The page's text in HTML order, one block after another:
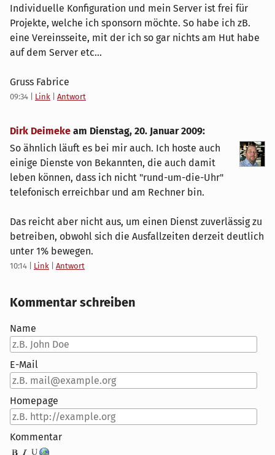
Individuelle Konfiguration und mein Server ist frei für
Projekte, welche ich sponsorn möchte. So habe ich zB.
eine Vereinsseite, mit der ich so gar nichts am Hut habe
auf dem Server etc...
Gruss Fabrice
09:34 Link Antwort
Dirk Deimeke am Dienstag, 20. Januar 2009:
So ähnlich läuft es bei mir auch. Ich hoste auch
einige Dienste von Bekannten, die auch damit
leben können, dass ich nicht "rund-um-die-Uhr"
telefonisch erreichbar und am Rechner bin.
Das reicht aber nicht aus, um einen Dienst zuverlässig zu
betreiben, obwohl sich die Ausfallzeiten derzeit deutlich
unter 1% bewegen.
10:14 Link Antwort
Kommentar schreiben
Name
E-Mail
Homepage
Kommentar